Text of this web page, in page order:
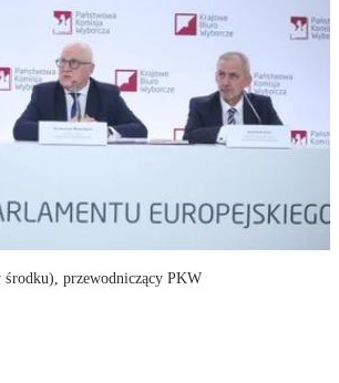
przewodniczący PKW